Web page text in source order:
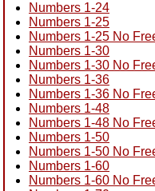
Numbers 1-24
Numbers 1-25
Numbers 1-25 No
Numbers 1-30
Numbers 1-30 No
Numbers 1-36
Numbers 1-36 No
Numbers 1-48
Numbers 1-48 No
Numbers 1-50
Numbers 1-50 No
Numbers 1-60
Numbers 1-60 No